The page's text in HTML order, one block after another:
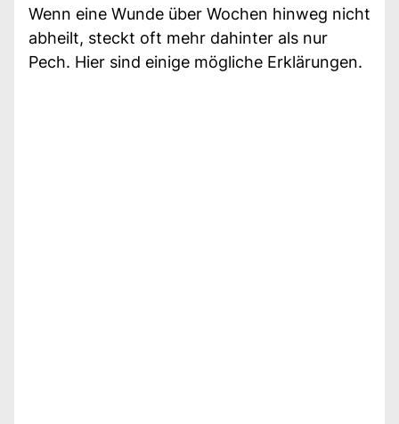
Wenn eine Wunde über Wochen hinweg nicht
abheilt, steckt oft mehr dahinter als nur
Pech. Hier sind einige mögliche Erklärungen.